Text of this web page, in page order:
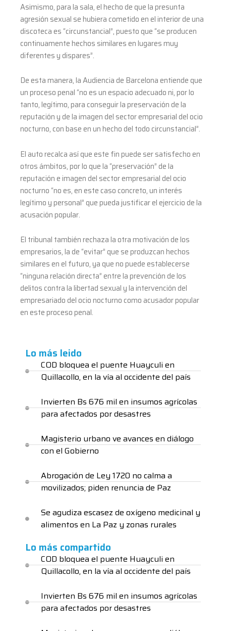
Asimismo, para la sala, el hecho de que la presunta
agresión sexual se hubiera cometido en el interior de una
discoteca es “circunstancial”, puesto que “se producen
continuamente hechos similares en lugares muy
diferentes y dispares”.
De esta manera, la Audiencia de Barcelona entiende que
un proceso penal “no es un espacio adecuado ni, por lo
tanto, legítimo, para conseguir la preservación de la
reputación y de la imagen del sector empresarial del ocio
nocturno, con base en un hecho del todo circunstancial”.
El auto recalca así que este fin puede ser satisfecho en
otros ámbitos, por lo que la “preservación” de la
reputación e imagen del sector empresarial del ocio
nocturno “no es, en este caso concreto, un interés
legítimo y personal” que pueda justificar el ejercicio de la
acusación popular.
El tribunal también rechaza la otra motivación de los
empresarios, la de “evitar” que se produzcan hechos
similares en el futuro, ya que no puede establecerse
“ninguna relación directa” entre la prevención de los
delitos contra la libertad sexual y la intervención del
empresariado del ocio nocturno como acusador popular
en este proceso penal.
Lo más leido
COD bloquea el puente Huayculi en
Quillacollo, en la vía al occidente del país
Invierten Bs 676 mil en insumos agrícolas
para afectados por desastres
Magisterio urbano ve avances en diálogo
con el Gobierno
Abrogación de Ley 1720 no calma a
movilizados; piden renuncia de Paz
Se agudiza escasez de oxígeno medicinal y
alimentos en La Paz y zonas rurales
Lo más compartido
COD bloquea el puente Huayculi en
Quillacollo, en la vía al occidente del país
Invierten Bs 676 mil en insumos agrícolas
para afectados por desastres